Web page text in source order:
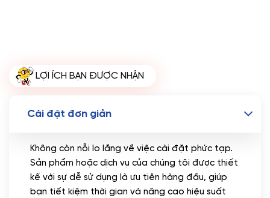
hosting
Tên miền Quốc tế
LỢI ÍCH BẠN ĐƯỢC NHẬN
Cài đặt đơn giản
Không còn nỗi lo lắng về việc cài đặt phức tạp.
Sản phẩm hoặc dịch vụ của chúng tôi được thiết
kế với sự dễ sử dụng là ưu tiên hàng đầu, giúp
bạn tiết kiệm thời gian và nâng cao hiệu suất